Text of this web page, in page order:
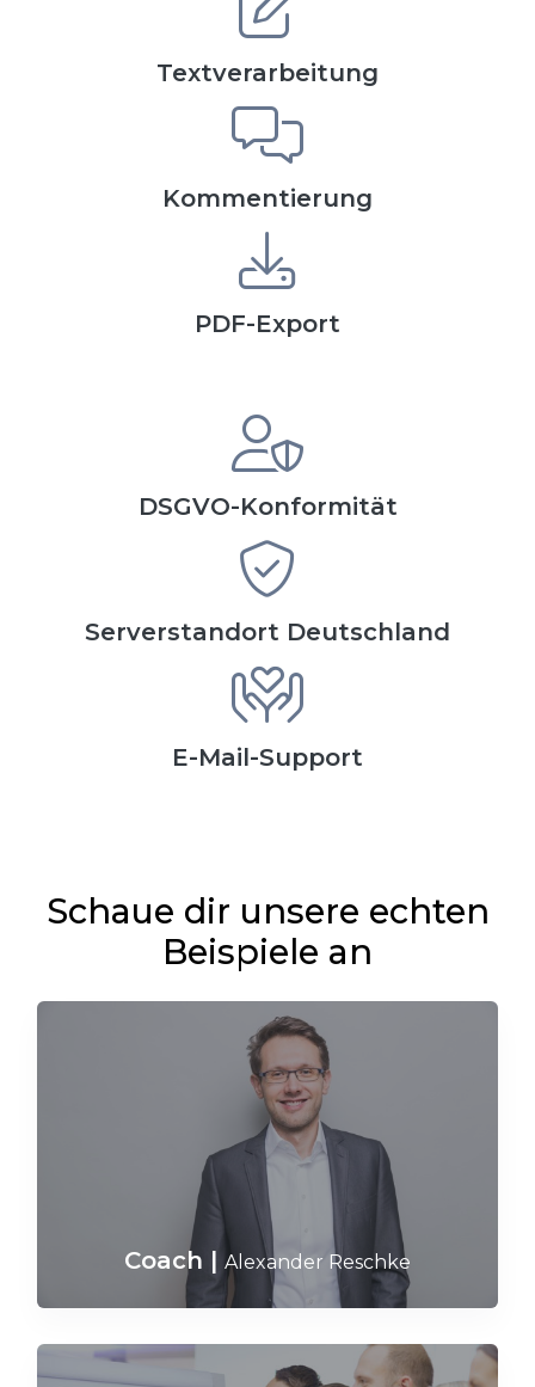
Textverarbeitung
Kommentierung
PDF-Export
DSGVO-Konformität
Serverstandort Deutschland
E-Mail-Support
Schaue dir unsere echten
Beispiele an
Coach | Alexander Reschke